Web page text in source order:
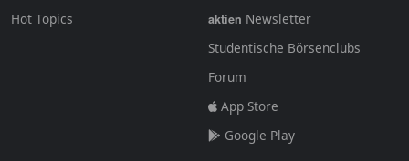
Hot Topics
aktien Newsletter
Studentische Börsenclubs
Forum
App Store
Google Play